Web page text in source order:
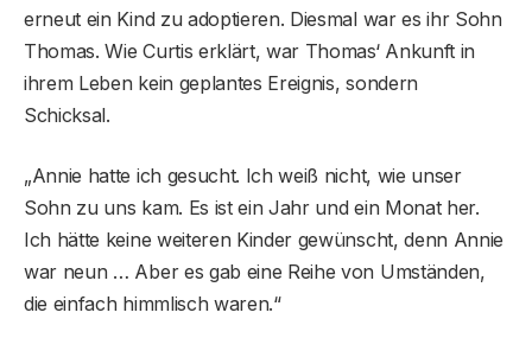
erneut ein Kind zu adoptieren. Diesmal war es ihr Sohn
Thomas. Wie Curtis erklärt, war Thomas‘ Ankunft in
ihrem Leben kein geplantes Ereignis, sondern
Schicksal.
„Annie hatte ich gesucht. Ich weiß nicht, wie unser
Sohn zu uns kam. Es ist ein Jahr und ein Monat her.
Ich hätte keine weiteren Kinder gewünscht, denn Annie
war neun … Aber es gab eine Reihe von Umständen,
die einfach himmlisch waren.“